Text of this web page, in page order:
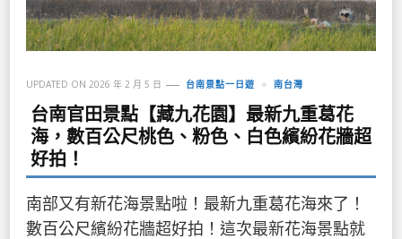
UPDATED ON 2026 年 2 月 5 日 台南景點一日遊 南台灣
台南官田景點【藏九花園】最新九重葛花
海，數百公尺桃色、粉色、白色繽紛花牆超
好拍！
南部又有新花海景點啦！最新九重葛花海來了！
數百公尺繽紛花牆超好拍！這次最新花海景點就